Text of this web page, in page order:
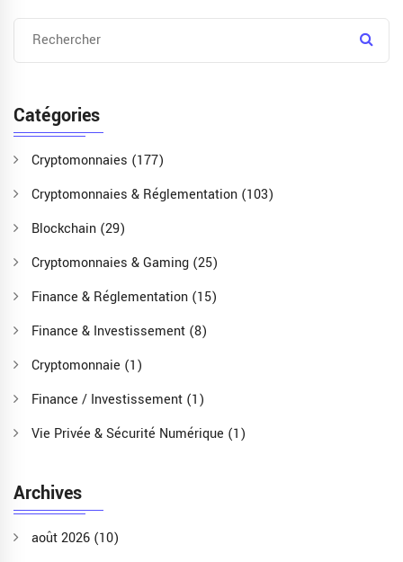
Catégories
Cryptomonnaies (177)
Cryptomonnaies & Réglementation (103)
Blockchain (29)
Cryptomonnaies & Gaming (25)
Finance & Réglementation (15)
Finance & Investissement (8)
Cryptomonnaie (1)
Finance / Investissement (1)
Vie Privée & Sécurité Numérique (1)
Archives
août 2026 (10)